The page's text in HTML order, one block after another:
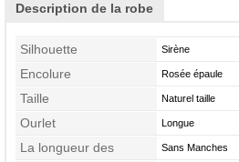
Description de la robe
Silhouette Sirène
Encolure Rosée épaule
Taille Naturel taille
Ourlet Longue
La longueur des
Sans Manches